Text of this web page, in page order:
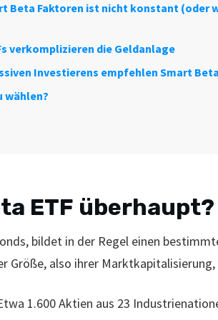
Beta Faktoren ist nicht konstant (oder
verkomplizieren die Geldanlage
Investierens empfehlen Smart
wählen?
ETF überhaupt?
bildet in der Regel einen
Größe, also ihrer
1.600 Aktien aus 23